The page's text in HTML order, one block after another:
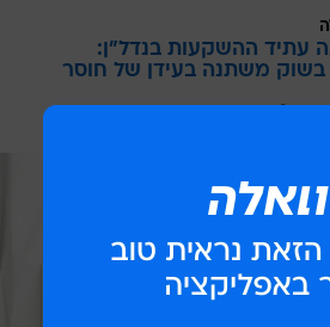
עתיד ההשקעות בנדל"ן:
בשוק משתנה בעידן של חוסר